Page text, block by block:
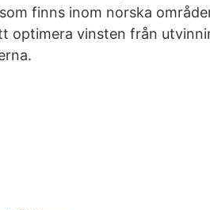
finns inom norska
optimera vinsten från